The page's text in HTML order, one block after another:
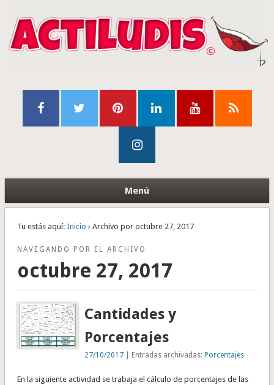
Menú
Tu estás aquí: Inicio › Archivo por octubre 27, 2017
NAVEGANDO POR EL ARCHIVO
octubre 27, 2017
Cantidades y
Porcentajes
27/10/2017 | Entradas archivadas:Porcentajes
En la siguiente actividad se trabaja el cálculo de porcentajes de las